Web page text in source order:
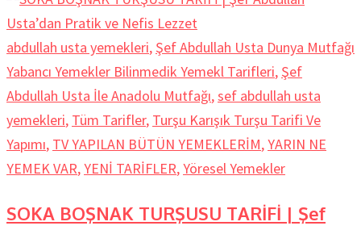
abdullah usta yemekleri, Şef Abdullah Usta Dunya Mutfağı
Yabancı Yemekler Bilinmedik Yemekl Tarifleri, Şef
Abdullah Usta İle Anadolu Mutfağı,sef abdullah usta
yemekleri, Tüm Tarifler, Turşu Karışık Turşu Tarifi Ve
Yapımı, TV YAPILAN BÜTÜN YEMEKLERİM,YARIN NE
YEMEK VAR,YENİ TARİFLER,Yöresel Yemekler
SOKA BOŞNAK TURŞUSU TARİFİ | Şef